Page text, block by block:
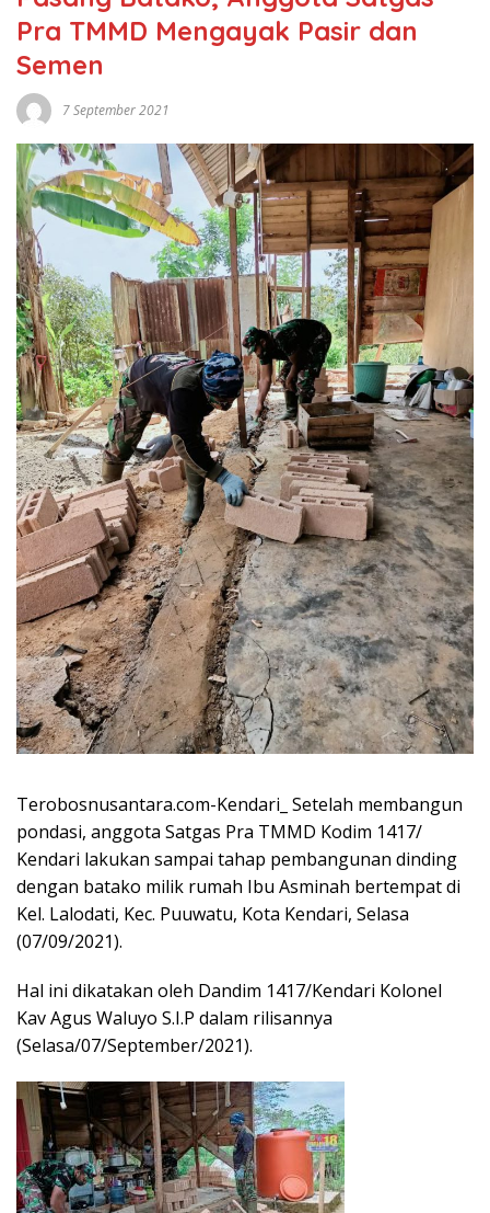
Pra TMMD Mengayak Pasir dan
Semen
7 September 2021
Terobosnusantara.com-Kendari_ Setelah membangun
pondasi, anggota Satgas Pra TMMD Kodim 1417/
Kendari lakukan sampai tahap pembangunan dinding
dengan batako milik rumah Ibu Asminah bertempat di
Kel. Lalodati, Kec. Puuwatu, Kota Kendari, Selasa
(07/09/2021).
Hal ini dikatakan oleh Dandim 1417/Kendari Kolonel
Kav Agus Waluyo S.I.P dalam rilisannya
(Selasa/07/September/2021).